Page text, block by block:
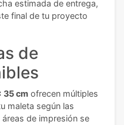
estimada de entrega,
final de tu proyecto
de
35 cm ofrecen múltiples
maleta según las
de impresión se